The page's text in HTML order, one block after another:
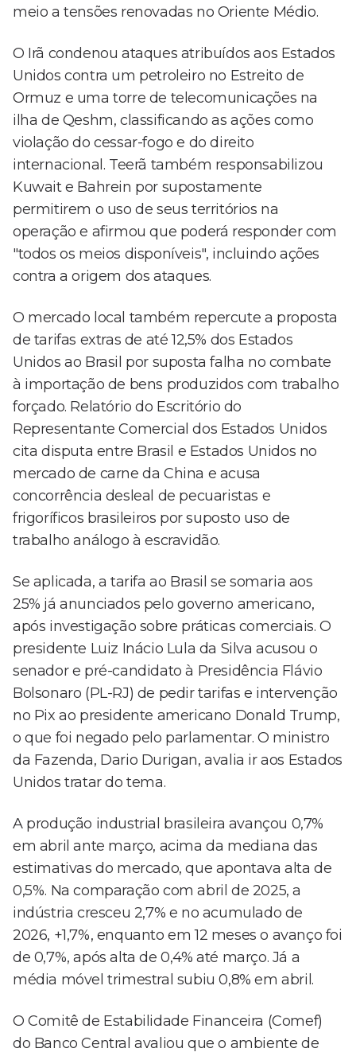
meio a tensões renovadas no Oriente Médio.
O Irã condenou ataques atribuídos aos Estados
Unidos contra um petroleiro no Estreito de
Ormuz e uma torre de telecomunicações na
ilha de Qeshm, classificando as ações como
violação do cessar-fogo e do direito
internacional. Teerã também responsabilizou
Kuwait e Bahrein por supostamente
permitirem o uso de seus territórios na
operação e afirmou que poderá responder com
"todos os meios disponíveis", incluindo ações
contra a origem dos ataques.
O mercado local também repercute a proposta
de tarifas extras de até 12,5% dos Estados
Unidos ao Brasil por suposta falha no combate
à importação de bens produzidos com trabalho
forçado. Relatório do Escritório do
Representante Comercial dos Estados Unidos
cita disputa entre Brasil e Estados Unidos no
mercado de carne da China e acusa
concorrência desleal de pecuaristas e
frigoríficos brasileiros por suposto uso de
trabalho análogo à escravidão.
Se aplicada, a tarifa ao Brasil se somaria aos
25% já anunciados pelo governo americano,
após investigação sobre práticas comerciais. O
presidente Luiz Inácio Lula da Silva acusou o
senador e pré-candidato à Presidência Flávio
Bolsonaro (PL-RJ) de pedir tarifas e intervenção
no Pix ao presidente americano Donald Trump,
o que foi negado pelo parlamentar. O ministro
da Fazenda, Dario Durigan, avalia ir aos Estados
Unidos tratar do tema.
A produção industrial brasileira avançou 0,7%
em abril ante março, acima da mediana das
estimativas do mercado, que apontava alta de
0,5%. Na comparação com abril de 2025, a
indústria cresceu 2,7% e no acumulado de
2026, +1,7%, enquanto em 12 meses o avanço foi
de 0,7%, após alta de 0,4% até março. Já a
média móvel trimestral subiu 0,8% em abril.
O Comitê de Estabilidade Financeira (Comef)
do Banco Central avaliou que o ambiente de